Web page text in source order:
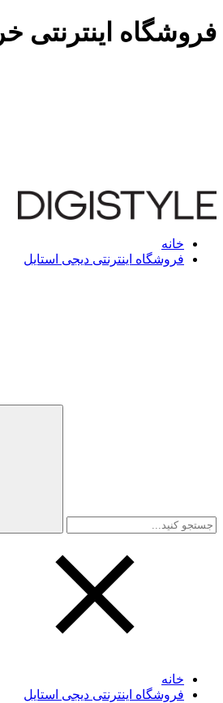
فروشگاه اینترنتی
خانه
فروشگاه اینترنتی دیجی استایل
خانه
فروشگاه اینترنتی دیجی استایل